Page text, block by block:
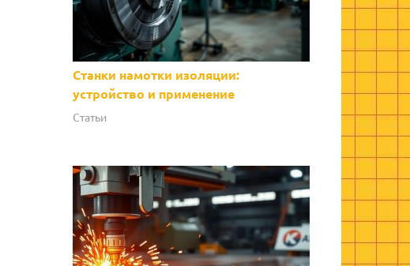
Станки намотки изоляции:
устройство и применение
Статьи